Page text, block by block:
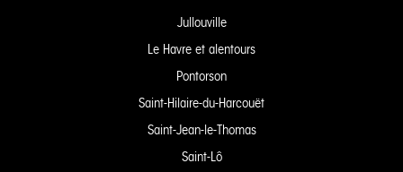
Jullouville
Le Havre et alentours
Pontorson
Saint-Hilaire-du-Harcouët
Saint-Jean-le-Thomas
Saint-Lô